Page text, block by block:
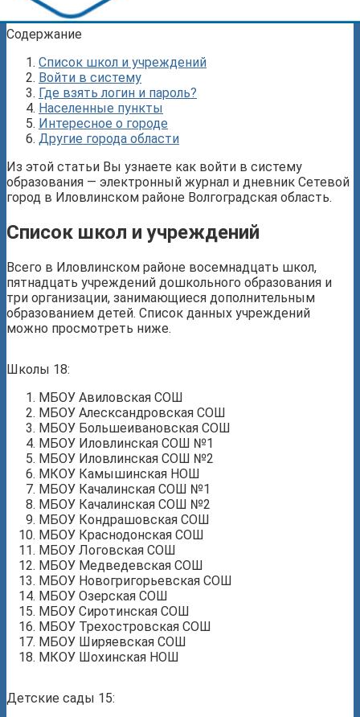
Содержание
Список школ и учреждений
Войти в систему
Где взять логин и пароль?
Населенные пункты
Интересное о городе
Другие города области
Из этой статьи Вы узнаете как войти в систему
образования — электронный журнал и дневник Сетевой
город в Иловлинском районе Волгоградская область.
Список школ и учреждений
Всего в Иловлинском районе восемнадцать школ,
пятнадцать учреждений дошкольного образования и
три организации, занимающиеся дополнительным
образованием детей. Список данных учреждений
можно просмотреть ниже.
Школы 18:
МБОУ Авиловская СОШ
МБОУ Алесксандровская СОШ
МБОУ Большеивановская СОШ
МБОУ Иловлинская СОШ №1
МБОУ Иловлинская СОШ №2
МКОУ Камышинская НОШ
МБОУ Качалинская СОШ №1
МБОУ Качалинская СОШ №2
МБОУ Кондрашовская СОШ
МБОУ Краснодонская СОШ
МБОУ Логовская СОШ
МБОУ Медведевская СОШ
МБОУ Новогригорьевская СОШ
МБОУ Озерская СОШ
МБОУ Сиротинская СОШ
МБОУ Трехостровская СОШ
МБОУ Ширяевская СОШ
МКОУ Шохинская НОШ
Детские сады 15: